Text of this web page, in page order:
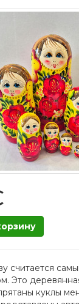
считается
Это
куклы